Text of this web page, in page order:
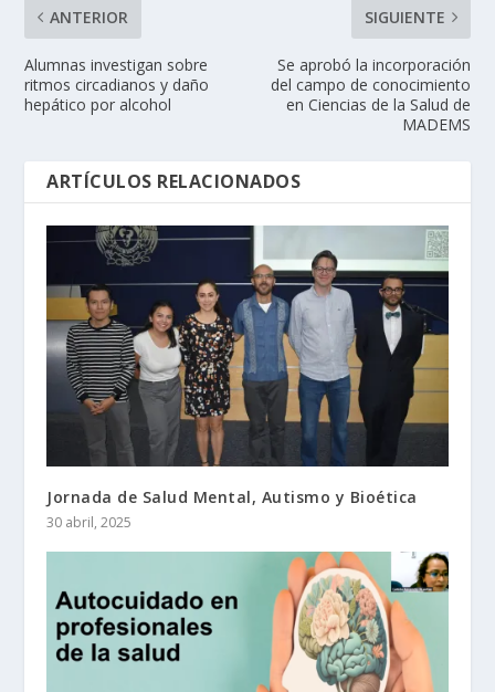
ANTERIOR
Alumnas investigan sobre
ritmos circadianos y daño
hepático por alcohol
SIGUIENTE
Se aprobó la incorporación
del campo de conocimiento
en Ciencias de la Salud de
MADEMS
ARTÍCULOS RELACIONADOS
Jornada de Salud Mental, Autismo y Bioética
30 abril, 2025